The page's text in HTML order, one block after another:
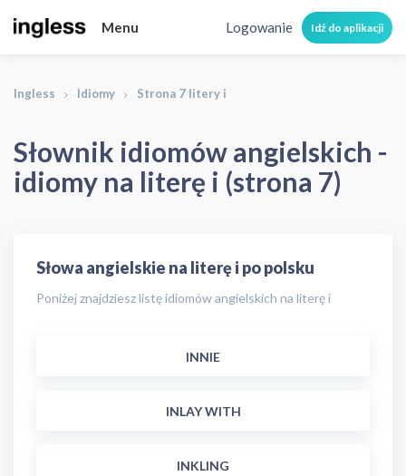
Menu Logowanie Idź do aplikacji
Ingless Idiomy Strona 7 litery i
Słownik idiomów angielskich -
idiomy na literę i (strona 7)
Słowa angielskie na literę i po polsku
Poniżej znajdziesz listę idiomów angielskich na literę i
INNIE
INLAY WITH
INKLING